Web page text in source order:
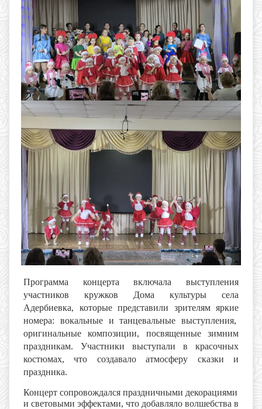
Программа концерта включала выступления
участников кружков Дома культуры села
Адербиевка, которые представили зрителям яркие
номера: вокальные и танцевальные выступления,
оригинальные композиции, посвященные зимним
праздникам. Участники выступали в красочных
костюмах, что создавало атмосферу сказки и
праздника.
Концерт сопровождался праздничными декорациями
и световыми эффектами, что добавляло волшебства в